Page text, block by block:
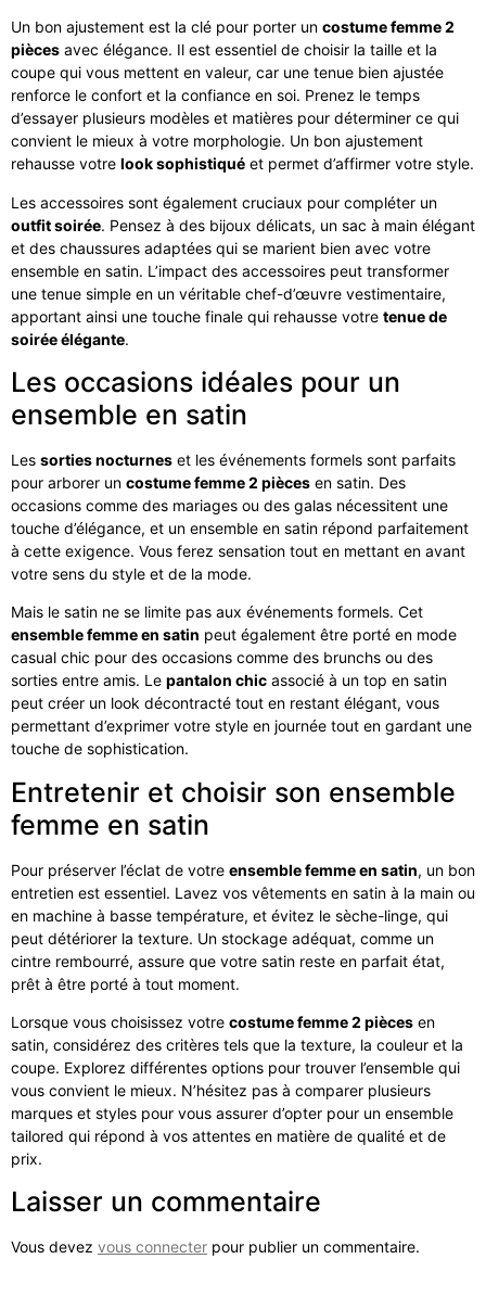
Un bon ajustement est la clé pour porter un costume femme 2
pièces avec élégance. Il est essentiel de choisir la taille et la
coupe qui vous mettent en valeur, car une tenue bien ajustée
renforce le confort et la confiance en soi. Prenez le temps
d’essayer plusieurs modèles et matières pour déterminer ce qui
convient le mieux à votre morphologie. Un bon ajustement
rehausse votre look sophistiqué et permet d’affirmer votre style.
Les accessoires sont également cruciaux pour compléter un
outfit soirée. Pensez à des bijoux délicats, un sac à main élégant
et des chaussures adaptées qui se marient bien avec votre
ensemble en satin. L’impact des accessoires peut transformer
une tenue simple en un véritable chef-d’œuvre vestimentaire,
apportant ainsi une touche finale qui rehausse votre tenue de
soirée élégante.
Les occasions idéales pour un
ensemble en satin
Les sorties nocturnes et les événements formels sont parfaits
pour arborer un costume femme 2 pièces en satin. Des
occasions comme des mariages ou des galas nécessitent une
touche d’élégance, et un ensemble en satin répond parfaitement
à cette exigence. Vous ferez sensation tout en mettant en avant
votre sens du style et de la mode.
Mais le satin ne se limite pas aux événements formels. Cet
ensemble femme en satin peut également être porté en mode
casual chic pour des occasions comme des brunchs ou des
sorties entre amis. Le pantalon chic associé à un top en satin
peut créer un look décontracté tout en restant élégant, vous
permettant d’exprimer votre style en journée tout en gardant une
touche de sophistication.
Entretenir et choisir son ensemble
femme en satin
Pour préserver l’éclat de votre ensemble femme en satin, un bon
entretien est essentiel. Lavez vos vêtements en satin à la main ou
en machine à basse température, et évitez le sèche-linge, qui
peut détériorer la texture. Un stockage adéquat, comme un
cintre rembourré, assure que votre satin reste en parfait état,
prêt à être porté à tout moment.
Lorsque vous choisissez votre costume femme 2 pièces en
satin, considérez des critères tels que la texture, la couleur et la
coupe. Explorez différentes options pour trouver l’ensemble qui
vous convient le mieux. N’hésitez pas à comparer plusieurs
marques et styles pour vous assurer d’opter pour un ensemble
tailored qui répond à vos attentes en matière de qualité et de
prix.
Laisser un commentaire
Vous devez vous connecter pour publier un commentaire.